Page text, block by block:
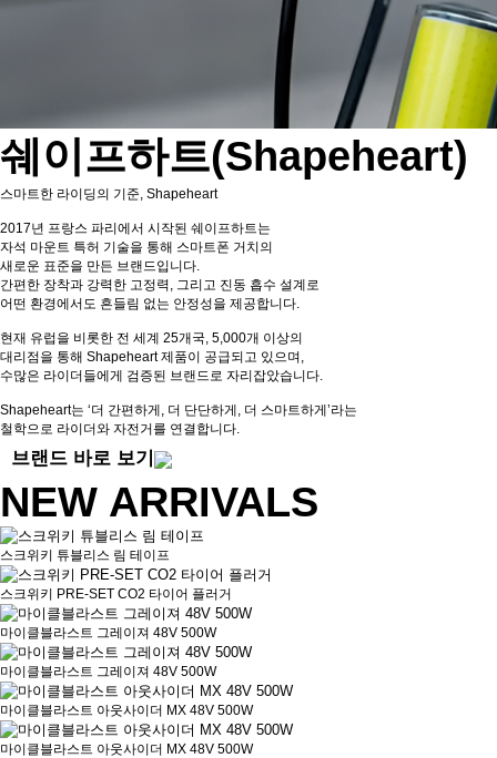
쉐이프하트(Shapeheart)
스마트한 라이딩의 기준, Shapeheart
2017년 프랑스 파리에서 시작된 쉐이프하트는
자석 마운트 특허 기술을 통해 스마트폰 거치의
새로운 표준을 만든 브랜드입니다.
간편한 장착과 강력한 고정력, 그리고 진동 흡수 설계로
어떤 환경에서도 흔들림 없는 안정성을 제공합니다.
현재 유럽을 비롯한 전 세계 25개국, 5,000개 이상의
대리점을 통해 Shapeheart 제품이 공급되고 있으며,
수많은 라이더들에게 검증된 브랜드로 자리잡았습니다.
Shapeheart는 ‘더 간편하게, 더 단단하게, 더 스마트하게’라는
철학으로 라이더와 자전거를 연결합니다.
브랜드 바로 보기
NEW ARRIVALS
스크위키 튜블리스 림 테이프
스크위키 PRE-SET CO2 타이어 플러거
마이클블라스트 그레이져 48V 500W
마이클블라스트 그레이져 48V 500W
마이클블라스트 아웃사이더 MX 48V 500W
마이클블라스트 아웃사이더 MX 48V 500W